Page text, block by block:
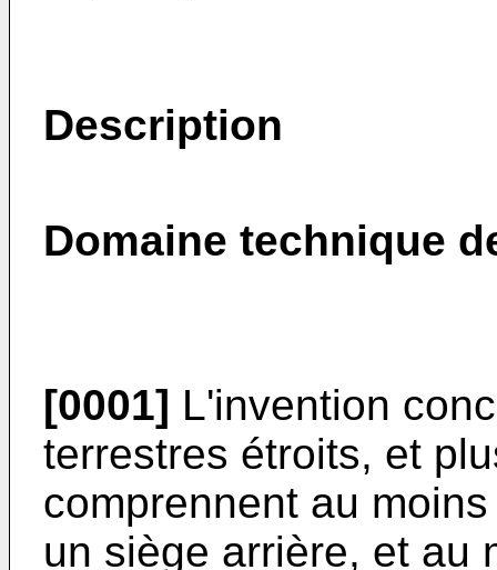
Description
Domaine technique
[0001] L'invention
terrestres étroits, et
comprennent au
un siège arrière, et au